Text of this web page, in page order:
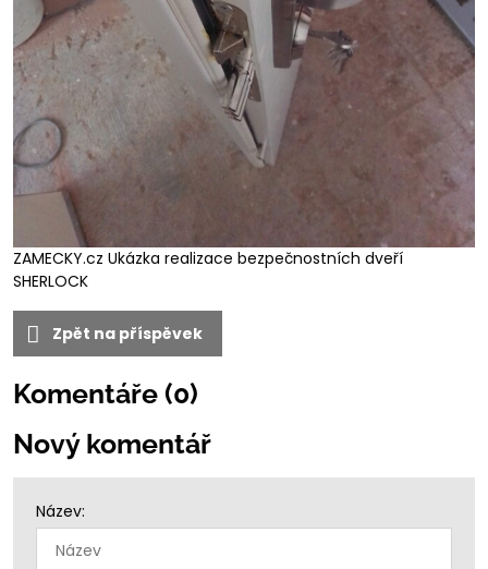
ZAMECKY.cz Ukázka realizace bezpečnostních dveří
SHERLOCK
Zpět na příspěvek
Komentáře (0)
Nový komentář
Název: